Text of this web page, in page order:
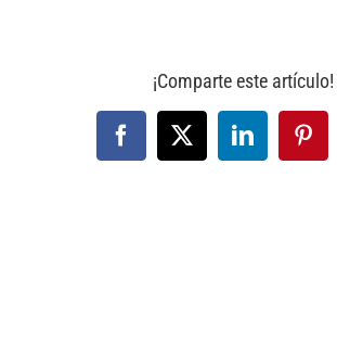
¡Comparte este artículo!
Facebook
X LinkedIn